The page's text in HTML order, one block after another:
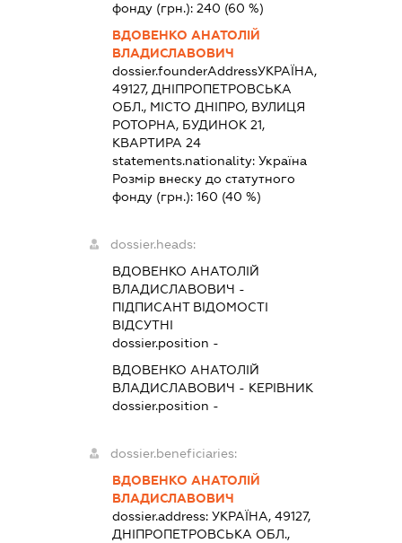
фонду (грн.):240 (60 %)
ВДОВЕНКО АНАТОЛІЙ
ВЛАДИСЛАВОВИЧ
dossier.founderAddressУКРАЇНА,
49127, ДНІПРОПЕТРОВСЬКА
ОБЛ., МІСТО ДНІПРО, ВУЛИЦЯ
РОТОРНА, БУДИНОК 21,
КВАРТИРА 24
statements.nationality:Україна
Розмір внеску до статутного
фонду (грн.):160 (40 %)
dossier.heads:
ВДОВЕНКО АНАТОЛІЙ
ВЛАДИСЛАВОВИЧ -
ПІДПИСАНТВІДОМОСТІ
ВІДСУТНІ
dossier.position -
ВДОВЕНКО АНАТОЛІЙ
ВЛАДИСЛАВОВИЧ - КЕРІВНИК
dossier.position -
dossier.beneficiaries:
ВДОВЕНКО АНАТОЛІЙ
ВЛАДИСЛАВОВИЧ
dossier.address:УКРАЇНА, 49127,
ДНІПРОПЕТРОВСЬКА ОБЛ.,